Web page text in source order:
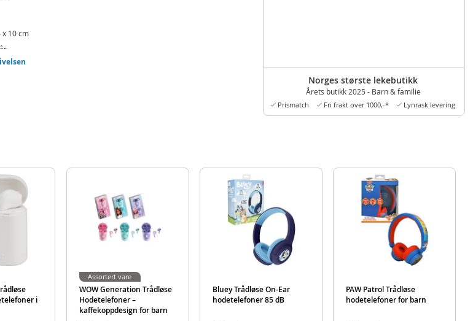
Norges største lekebutikk
Årets butikk 2025 - Barn & familie
Prismatch Fri frakt over 1000,-* Lynrask levering
x 10 cm
i
WOW Generation Trådløse
Hodetelefoner –
kaffekoppdesign for barn
Assortert vare
Bluey Trådløse On-Ear
hodetelefoner 85 dB
PAW Patrol Trådløse
hodetelefoner for barn